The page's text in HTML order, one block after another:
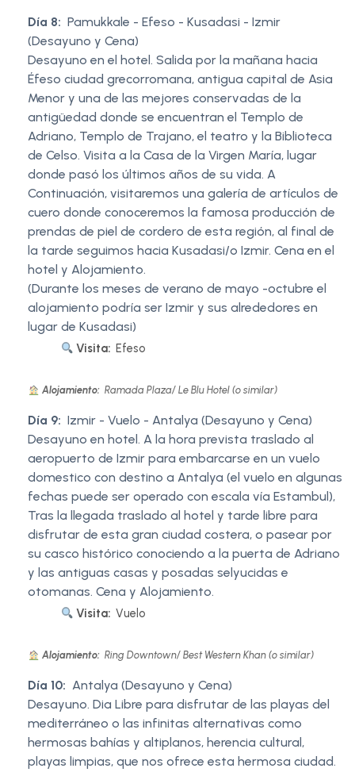
Día 8: Pamukkale - Efeso - Kusadasi - Izmir
(Desayuno y Cena)
Desayuno en el hotel. Salida por la mañana hacia
Éfeso ciudad grecorromana, antigua capital de Asia
Menor y una de las mejores conservadas de la
antigüedad donde se encuentran el Templo de
Adriano, Templo de Trajano, el teatro y la Biblioteca
de Celso. Visita a la Casa de la Virgen María, lugar
donde pasó los últimos años de su vida. A
Continuación, visitaremos una galería de artículos de
cuero donde conoceremos la famosa producción de
prendas de piel de cordero de esta región, al final de
la tarde seguimos hacia Kusadasi/o Izmir. Cena en el
hotel y Alojamiento.
(Durante los meses de verano de mayo -octubre el
alojamiento podría ser Izmir y sus alrededores en
lugar de Kusadasi)
Visita: Efeso
Alojamiento: Ramada Plaza/ Le Blu Hotel (o similar)
Día 9: Izmir - Vuelo - Antalya (Desayuno y Cena)
Desayuno en hotel. A la hora prevista traslado al
aeropuerto de Izmir para embarcarse en un vuelo
domestico con destino a Antalya (el vuelo en algunas
fechas puede ser operado con escala vía Estambul),
Tras la llegada traslado al hotel y tarde libre para
disfrutar de esta gran ciudad costera, o pasear por
su casco histórico conociendo a la puerta de Adriano
y las antiguas casas y posadas selyucidas e
otomanas. Cena y Alojamiento.
Visita: Vuelo
Alojamiento: Ring Downtown/ Best Western Khan (o similar)
Día 10: Antalya (Desayuno y Cena)
Desayuno. Dia Libre para disfrutar de las playas del
mediterráneo o las infinitas alternativas como
hermosas bahías y altiplanos, herencia cultural,
playas limpias, que nos ofrece esta hermosa ciudad.